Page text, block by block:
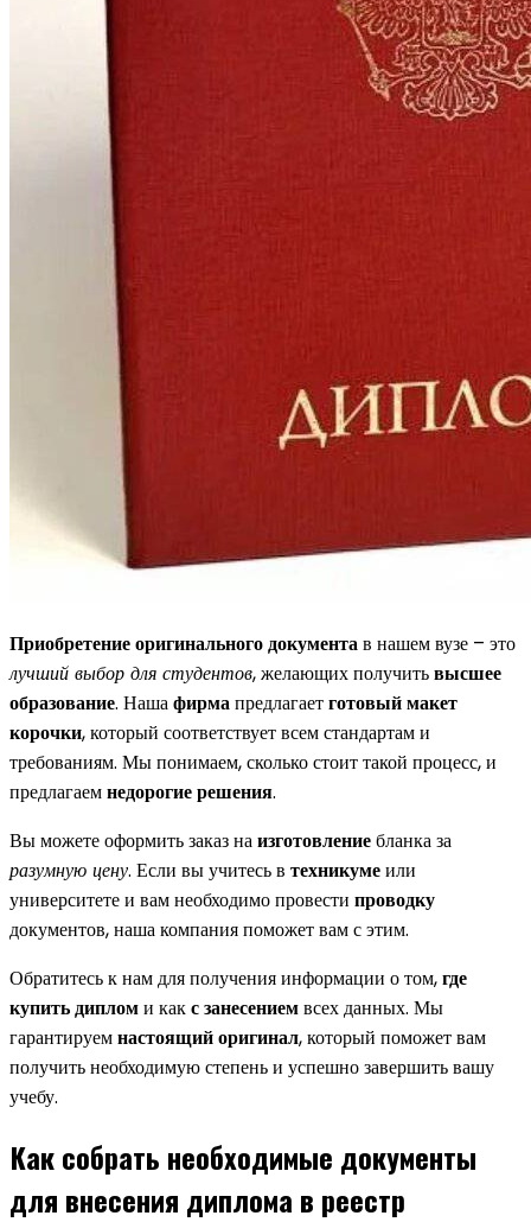
Приобретение оригинального документав нашем вузе – это
лучший выбор для студентов, желающих получитьвысшее
образование. Нашафирмапредлагаетготовый макет
корочки, который соответствует всем стандартам и
требованиям. Мы понимаем, сколько стоит такой процесс, и
предлагаемнедорогие решения.
Вы можете оформить заказ наизготовлениебланка за
разумную цену. Если вы учитесь в техникумеили
университете и вам необходимо провести проводку
документов, наша компания поможет вам с этим.
Обратитесь к нам для получения информации о том,где
купить дипломи какс занесениемвсех данных. Мы
гарантируемнастоящий оригинал, который поможет вам
получить необходимую степень и успешно завершить вашу
учебу.
Как собрать необходимые документы
для внесения диплома в реестр